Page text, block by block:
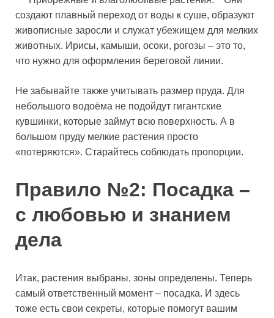
создают плавный переход от воды к суше, образуют
живописные заросли и служат убежищем для мелких
животных. Ирисы, камыши, осоки, рогозы – это то,
что нужно для оформления береговой линии.
Не забывайте также учитывать размер пруда. Для
небольшого водоёма не подойдут гигантские
кувшинки, которые займут всю поверхность. А в
большом пруду мелкие растения просто
«потеряются». Старайтесь соблюдать пропорции.
Правило №2: Посадка –
с любовью и знанием
дела
Итак, растения выбраны, зоны определены. Теперь
самый ответственный момент – посадка. И здесь
тоже есть свои секреты, которые помогут вашим